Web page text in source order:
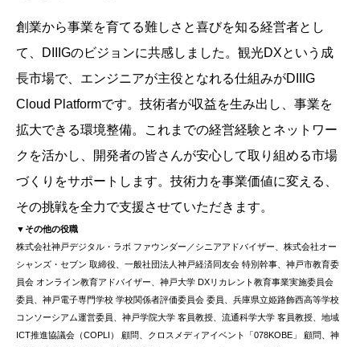
創業から事業を育てる難しさと喜びを知る経営者とし
て、DIIIGのビジョンに共感しました。観光DXという成
長市場で、エンジニアが主役となれる仕組みがDIIIG
Cloud Platformです。技術者が収益を生み出し、事業を
拡大できる環境整備。これまでの経営経験とネットワー
クを活かし、開発者の皆さんが安心して取り組める市場
づくりをサポートします。技術力を事業価値に変える、
その挑戦を全力で支援させていただきます。
▼その他の役職
株式会社神戸デジタル・ラボ ファウンダー／シニアアドバイザー、株式会社オー
シャンズ・セブン 取締役、一般社団法人神戸経済同友会 特別幹事、神戸市教育委
員会 オンライン教育アドバイザー、神戸大学 DXリカレント教育事業実施委員会
委員、神戸電子専門学校 学校関係者評価委員会 委員、兵庫県立姫路飾西高等学校
コンソーシアム運営委員、神戸学院大学 客員教授、流通科学大学 客員教授、地域
ICT推進協議会（COPLI） 顧問、クロスメディアイベント「078KOBE」 顧問、神